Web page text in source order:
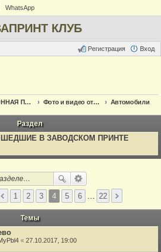
WhatsApp
КЛУБ
Вход
Регистрация
ИММЕРСИОННАЯ ПЕЧАТЬ Фото и видео отчёт по аквапечати Автомобили
Раздел
В ЗАВОДСКОМ ПРИНТЕ
1 2 3 4 5 6 22
Темы
« 27.10.2017, 19:00